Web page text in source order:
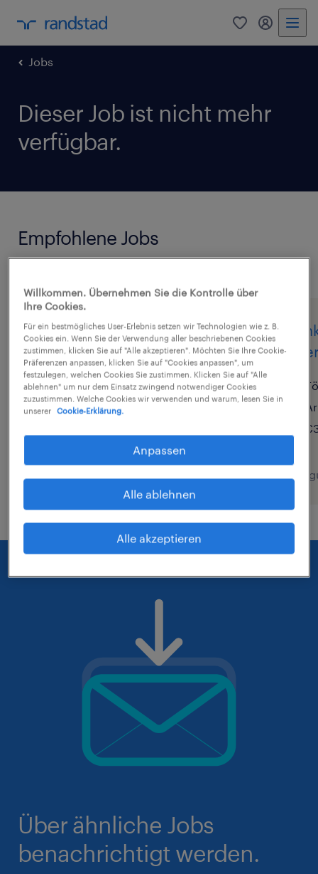
0 Mein
Jobs
Dieser Job ist nicht mehr
verfügbar.
Empfohlene Jobs
CNC-Fachkraft (m/w/d)
Bad Langensalza, Thüringen
Arbeitnehmerüberlassung
€17,65 - €19,78 pro Stunde
6.
Über ähnliche Jobs
benachrichtigt werden.
Willkommen. Übernehmen Sie die Kontrolle über
Ihre Cookies.
Für ein bestmögliches User-Erlebnis setzen wir Technologien wie z. B.
Cookies ein. Wenn Sie der Verwendung aller beschriebenen Cookies
zustimmen, klicken Sie auf "Alle akzeptieren". Möchten Sie Ihre Cookie-
Präferenzen anpassen, klicken Sie auf "Cookies anpassen", um
festzulegen, welchen Cookies Sie zustimmen. Klicken Sie auf "Alle
ablehnen" um nur dem Einsatz zwingend notwendiger Cookies
zuzustimmen. Welche Cookies wir verwenden und warum, lesen Sie in
unserer
Cookie-Erklärung.
Anpassen
Alle ablehnen
Alle akzeptieren